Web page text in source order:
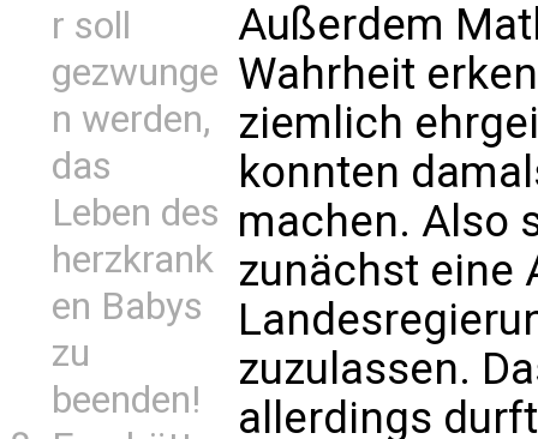
r soll
gezwunge
n werden,
das
Leben des
herzkrank
en Babys
zu
beenden!
Außerdem
Wahrheit
ziemlich
konnten
machen. Also
zunächst eine
zuzulassen.
allerdings